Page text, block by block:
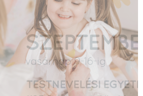
méretű
praktikus